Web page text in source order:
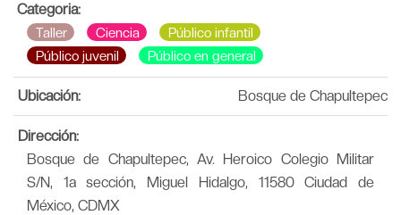
Categoria:
Taller Ciencia
Público infantil
Público juvenil
Público en general
Ubicación: Bosque de Chapultepec
Dirección:
Bosque de Chapultepec, Av. Heroico Colegio Militar
S/N, 1a sección, Miguel Hidalgo, 11580 Ciudad de
México, CDMX